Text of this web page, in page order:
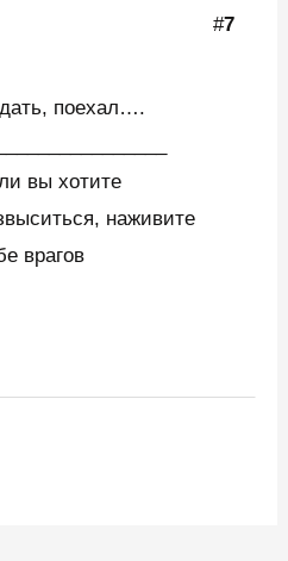
#7
поехал….
вы хотите
наживите
врагов